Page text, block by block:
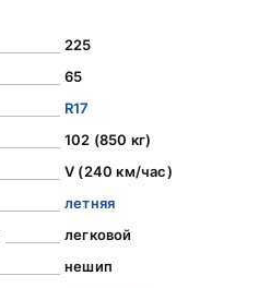
225
65
R17
102 (850 кг)
V (240 км/час)
летняя
легковой
нешип